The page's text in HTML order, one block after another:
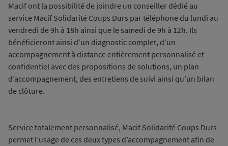
Macif ont la possibilité de joindre un conseiller dédié au
service Macif Solidarité Coups Durs par téléphone du lundi au
vendredi de 9h à 18h ainsi que le samedi de 9h à 12h. Ils
bénéficieront ainsi d’un diagnostic complet, d’un
accompagnement à distance entièrement personnalisé et
confidentiel avec des propositions de solutions, un plan
d’accompagnement, des entretiens de suivi ainsi qu’un bilan
de clôture.
Service totalement personnalisé, Macif Solidarité Coups Durs
permet l’usage de ces deux types d’accompagnement afin de